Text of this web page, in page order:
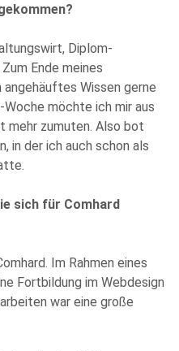
Diplom-
Ende meines
Wissen gerne
möchte ich mir aus
mehr zumuten. Also bot
in der ich auch schon als
sich für Comhard
Im Rahmen eines
Fortbildung im Webdesign
war eine große